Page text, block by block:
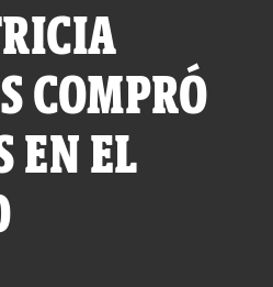
COMPRÓ
EN EL